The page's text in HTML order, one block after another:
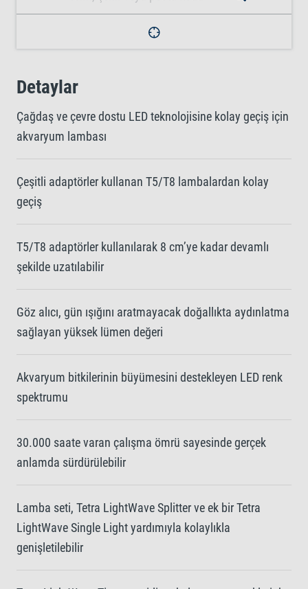
Detaylar
Çağdaş ve çevre dostu LED teknolojisine kolay geçiş için
akvaryum lambası
Çeşitli adaptörler kullanan T5/T8 lambalardan kolay
geçiş
T5/T8 adaptörler kullanılarak 8 cm’ye kadar devamlı
şekilde uzatılabilir
Göz alıcı, gün ışığını aratmayacak doğallıkta aydınlatma
sağlayan yüksek lümen değeri
Akvaryum bitkilerinin büyümesini destekleyen LED renk
spektrumu
30.000 saate varan çalışma ömrü sayesinde gerçek
anlamda sürdürülebilir
Lamba seti, Tetra LightWave Splitter ve ek bir Tetra
LightWave Single Light yardımıyla kolaylıkla
genişletilebilir